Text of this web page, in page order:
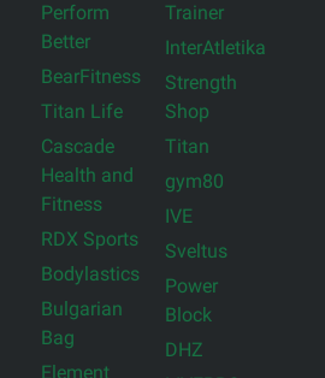
Perform
Better
BearFitness
Titan Life
Cascade
Health and
Fitness
RDX Sports
Bodylastics
Bulgarian
Bag
Element
Trainer
InterAtletika
Strength
Shop
Titan
gym80
IVE
Sveltus
Power
Block
DHZ